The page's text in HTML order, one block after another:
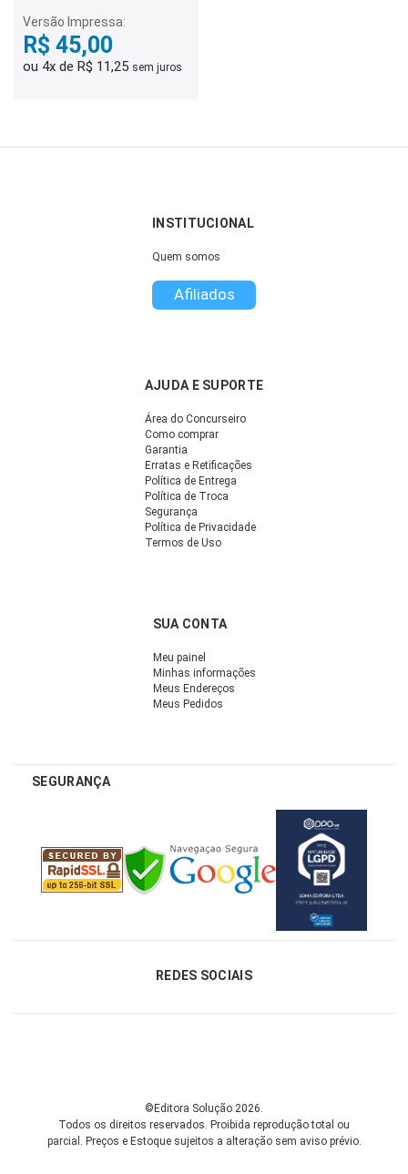
Questões Gabaritadas
Versão Impressa:
R$ 45,00
ou 4x de R$ 11,25 sem juros
INSTITUCIONAL
Quem somos
Afiliados
AJUDA E SUPORTE
Área do Concurseiro
Como comprar
Garantia
Erratas e Retificações
Política de Entrega
Política de Troca
Segurança
Política de Privacidade
Termos de Uso
SUA CONTA
Meu painel
Minhas informações
Meus Endereços
Meus Pedidos
SEGURANÇA
REDES SOCIAIS
©Editora Solução 2026.
Todos os direitos reservados. Proibida reprodução total ou
parcial. Preços e Estoque sujeitos a alteração sem aviso prévio.